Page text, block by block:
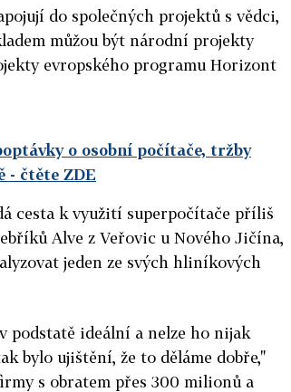
do společných projektů s vědci,
můžou být národní projekty
evropského programu Horizont
o osobní počítače, tržby
- čtěte ZDE
cesta k využití superpočítače příliš
Alve z Veřovic u Nového Jičína,
jeden ze svých hliníkových
podstatě ideální a nelze ho nijak
bylo ujištění, že to děláme dobře,"
s obratem přes 300 milionů a